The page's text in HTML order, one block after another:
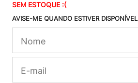
SEM ESTOQUE :(
AVISE-ME QUANDO ESTIVER DISPONÍVEL